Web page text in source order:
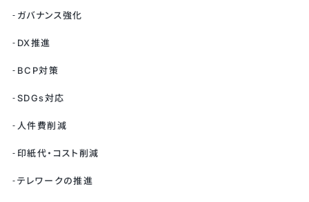
ガバナンス強化
DX推進
BCP対策
SDGs対応
人件費削減
印紙代・コスト削減
テレワークの推進